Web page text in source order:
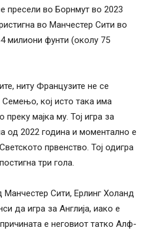
пресели во Борнмут во 2023
во Манчестер Сити во
милиони фунти (околу 75
ниту Французите не се
кој исто така има
мајка му. Тој игра за
од 2022 година и моментално е
првенство. Тој одигра
три гола.
Сити, Ерлинг Холанд
да игра за Англија, иако е
е неговиот татко Алф-